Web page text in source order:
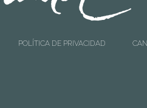
POLÍTICA DE PRIVACIDAD